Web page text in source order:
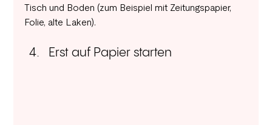
Tisch und Boden (zum Beispiel mit Zeitungspapier,
Folie, alte Laken).
Erst auf Papier starten